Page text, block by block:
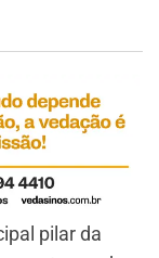
pilar da